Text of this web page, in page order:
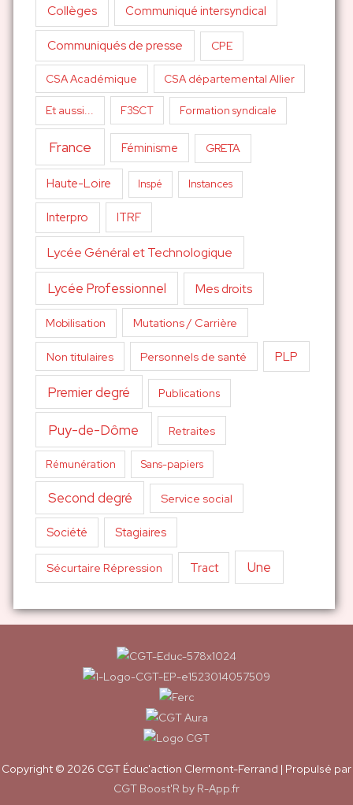
Collèges Communiqué intersyndical
Communiqués de presse CPE
CSA Académique CSA départemental Allier
Et aussi... F3SCT Formation syndicale
France Féminisme GRETA
Haute-Loire Inspé Instances
Interpro ITRF
Lycée Général et Technologique
Lycée Professionnel Mes droits
Mobilisation Mutations / Carrière
Non titulaires Personnels de santé PLP
Premier degré Publications
Puy-de-Dôme Retraites
Rémunération Sans-papiers
Second degré Service social
Société Stagiaires
Sécurtaire Répression Tract Une
Copyright © 2026 CGT Éduc'action Clermont-Ferrand | Propulsé par
CGT Boost'R by R-App.fr